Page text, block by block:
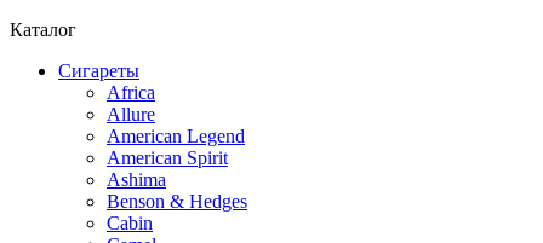
Каталог
Сигареты
Africa
Allure
American Legend
American Spirit
Ashima
Benson & Hedges
Cabin